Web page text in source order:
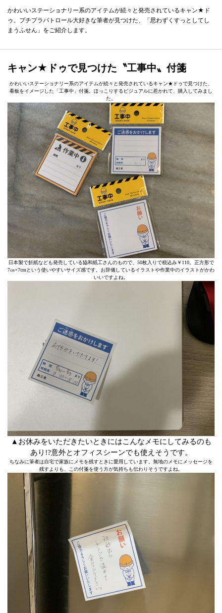
かわいいステーショナリー系のアイテムが続々と発売されているキャン★ド
ゥ。プチプラパトロール大好きな筆者が見つけた、「思わずくすっとしてし
まうふせん」をご紹介します。
キャン★ドゥで見つけた〝工事中〟付箋
かわいいステーショナリー系のアイテムが続々と発売されているキャン★ドゥで見つけた、
看板をイメージした「工事中」付箋。ほっこりするビジュアルに惹かれて、購入してみまし
た。
日本製で折紙なども発売している協和紙工さんのもので、50枚入りで税込み￥110。正方形で
7㎝×7cmという使いやすいサイズ感です。お辞儀しているイラストや作業中のイラストがかわ
いいですよね。
▲お休みをいただきたいときにはこんなメモにしてみるのも
あり!?意外とオフィスシーンでも使えそうです。
ちなみに筆者は自宅で家族にメモを残すときに愛用しています。無地のメモにメッセージを
残すよりも、この付箋を使う方が気持ちも伝わりそうですよね。